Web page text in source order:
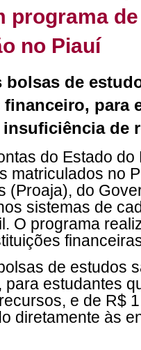
programa
no Piauí
bolsas de
para
de
do Estado
matriculados no
(Proaja), do
sistemas de
O programa
de estudos
para estudantes
e de R$
diretamente às